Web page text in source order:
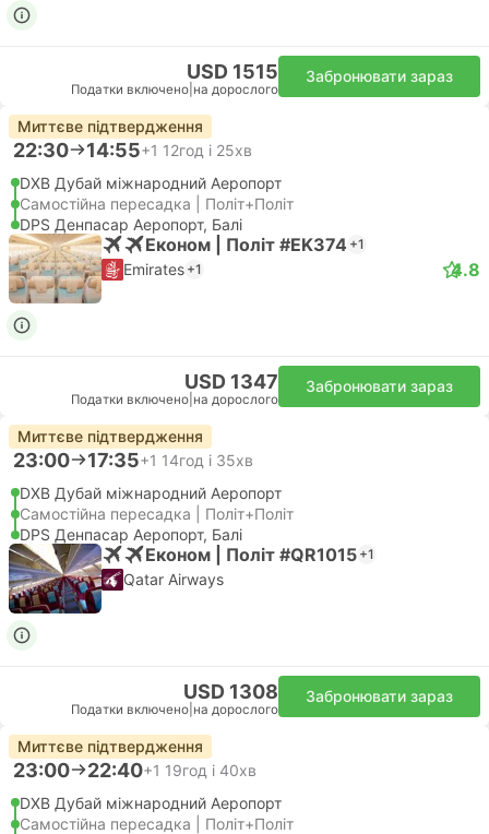
USD 1515
Податки включено на дорослого
Забронювати зараз
Миттєве підтвердження
22:30 14:55+1 12год і 25хв
DXB Дубай міжнародний Аеропорт
Самостійна пересадка | Політ+Політ
DPS Денпасар Аеропорт, Балі
Економ | Політ #EK374 +1
Emirates +1 4.8
USD 1347
Податки включено на дорослого
Забронювати зараз
Миттєве підтвердження
23:00 17:35+1 14год і 35хв
DXB Дубай міжнародний Аеропорт
Самостійна пересадка | Політ+Політ
DPS Денпасар Аеропорт, Балі
Економ | Політ #QR1015 +1
Qatar Airways
USD 1308
Податки включено на дорослого
Забронювати зараз
Миттєве підтвердження
23:00 22:40+1 19год і 40хв
DXB Дубай міжнародний Аеропорт
Самостійна пересадка | Політ+Політ